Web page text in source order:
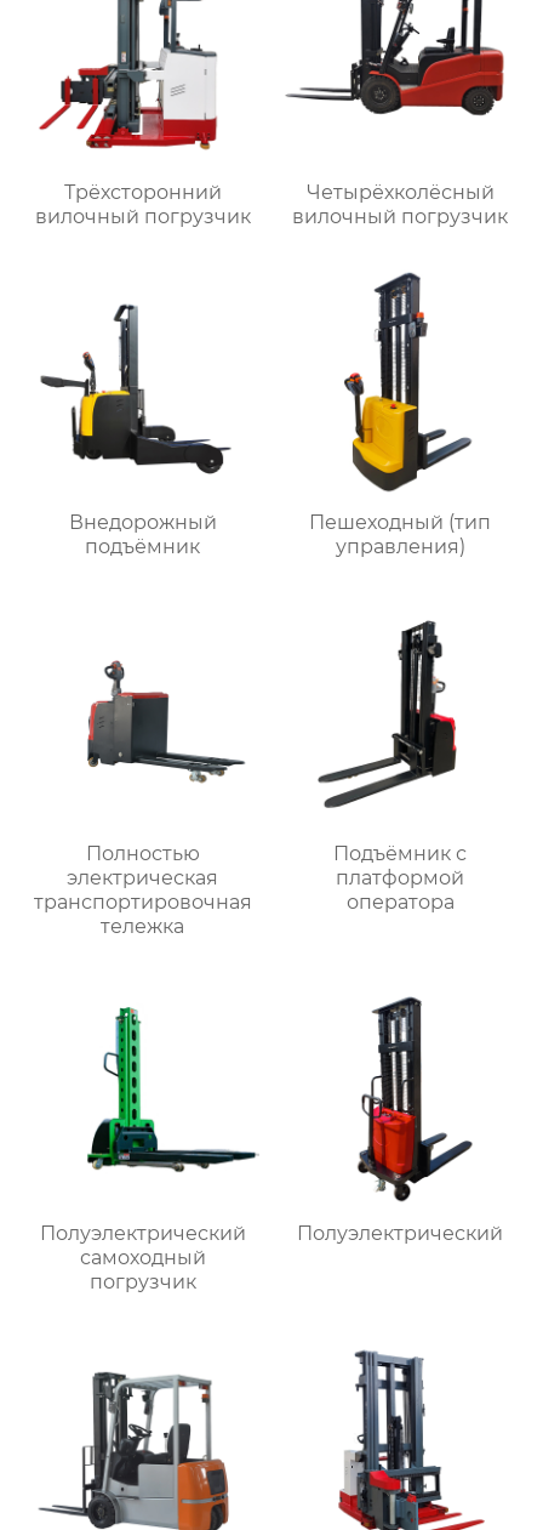
Трёхсторонний
вилочный погрузчик
Четырёхколёсный
вилочный погрузчик
Внедорожный
подъёмник
Пешеходный (тип
управления)
Полностью
электрическая
транспортировочная
тележка
Подъёмник с
платформой
оператора
Полуэлектрический
самоходный
погрузчик
Полуэлектрический